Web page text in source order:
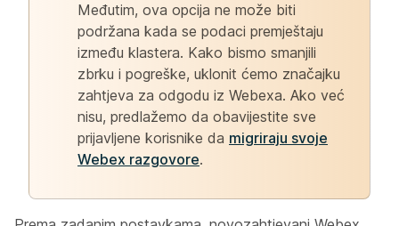
Međutim, ova opcija ne može biti
podržana kada se podaci premještaju
između klastera. Kako bismo smanjili
zbrku i pogreške, uklonit ćemo značajku
zahtjeva za odgodu iz Webexa. Ako već
nisu, predlažemo da obavijestite sve
prijavljene korisnike da migriraju svoje
Webex razgovore.